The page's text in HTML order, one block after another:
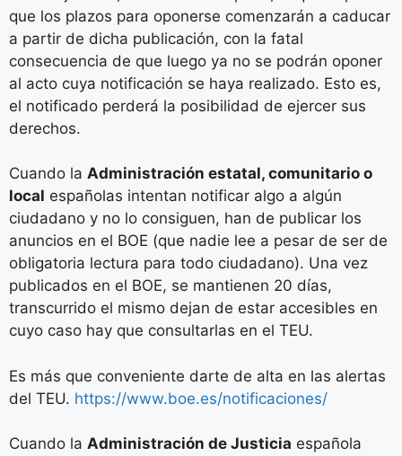
que los plazos para oponerse comenzarán a caducar
a partir de dicha publicación, con la fatal
consecuencia de que luego ya no se podrán oponer
al acto cuya notificación se haya realizado. Esto es,
el notificado perderá la posibilidad de ejercer sus
derechos.
Cuando la Administración estatal, comunitario o
local españolas intentan notificar algo a algún
ciudadano y no lo consiguen, han de publicar los
anuncios en el BOE (que nadie lee a pesar de ser de
obligatoria lectura para todo ciudadano). Una vez
publicados en el BOE, se mantienen 20 días,
transcurrido el mismo dejan de estar accesibles en
cuyo caso hay que consultarlas en el TEU.
Es más que conveniente darte de alta en las alertas
del TEU. https://www.boe.es/notificaciones/
Cuando la Administración de Justicia española